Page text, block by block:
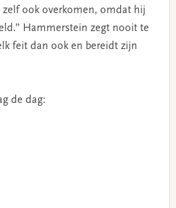
ook overkomen, omdat hij
Hammerstein zegt nooit te
feit dan ook en bereidt zijn
de dag: